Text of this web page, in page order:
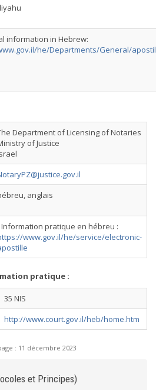
information in Hebrew:
he/Departments/General/
Department of Licensing of Notaries
of Justice
anglais
Information pratique en hébreu :
www.gov.il/he/service/electronic-
pratique :
35 NIS
http://www.court.gov.il/heb/home.htm
: 11 décembre 2023
et Principes)